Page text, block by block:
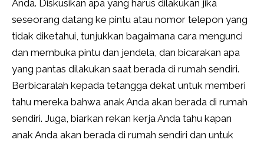
Anda. Diskusikan apa yang harus dilakukan jika
seseorang datang ke pintu atau nomor telepon yang
tidak diketahui, tunjukkan bagaimana cara mengunci
dan membuka pintu dan jendela, dan bicarakan apa
yang pantas dilakukan saat berada di rumah sendiri.
Berbicaralah kepada tetangga dekat untuk memberi
tahu mereka bahwa anak Anda akan berada di rumah
sendiri. Juga, biarkan rekan kerja Anda tahu kapan
anak Anda akan berada di rumah sendiri dan untuk